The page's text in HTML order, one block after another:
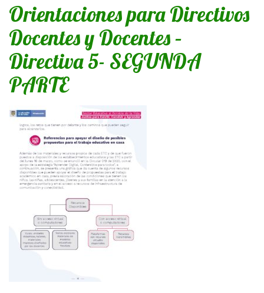
Orientaciones para Directivos
Docentes y Docentes –
Directiva 5- SEGUNDA
PARTE